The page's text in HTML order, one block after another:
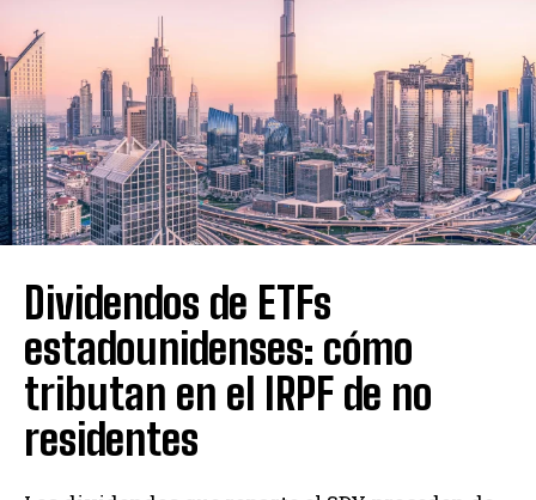
Dividendos de ETFs
estadounidenses: cómo
tributan en el IRPF de no
residentes